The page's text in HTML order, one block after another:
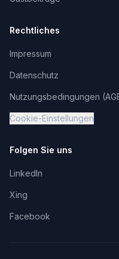
Rechtliches
Impressum
Datenschutz
Nutzungsbedingungen
Cookie-Einstellungen
Folgen Sie uns
LinkedIn
Xing
Facebook